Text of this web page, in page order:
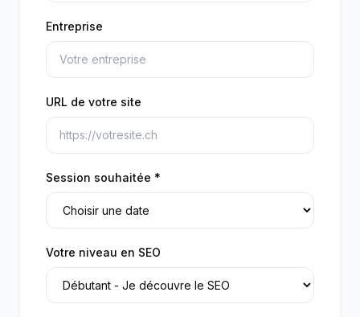
Entreprise
URL de votre site
Session souhaitée *
Votre niveau en SEO